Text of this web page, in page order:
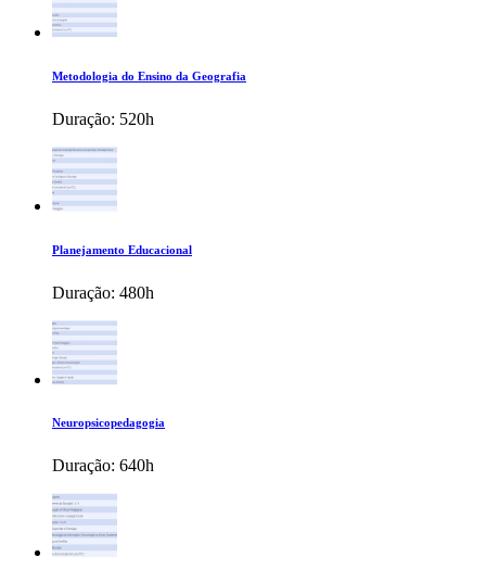
Metodologia do Ensino da Geografia
Duração: 520h
Planejamento Educacional
Duração: 480h
Neuropsicopedagogia
Duração: 640h